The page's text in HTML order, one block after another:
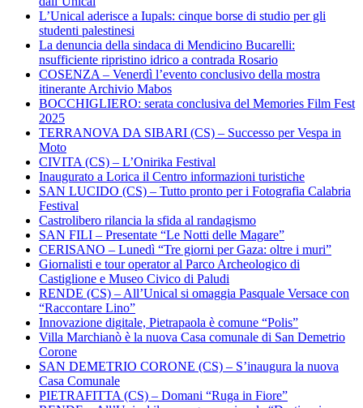
L’Unical aderisce a Iupals: cinque borse di studio per gli
studenti palestinesi
La denuncia della sindaca di Mendicino Bucarelli:
nsufficiente ripristino idrico a contrada Rosario
COSENZA – Venerdì l’evento conclusivo della mostra
itinerante Archivio Mabos
BOCCHIGLIERO: serata conclusiva del Memories Film Fest
2025
TERRANOVA DA SIBARI (CS) – Successo per Vespa in
Moto
CIVITA (CS) – L’Onirika Festival
Inaugurato a Lorica il Centro informazioni turistiche
SAN LUCIDO (CS) – Tutto pronto per i Fotografia Calabria
Festival
Castrolibero rilancia la sfida al randagismo
SAN FILI – Presentate “Le Notti delle Magare”
CERISANO – Lunedì “Tre giorni per Gaza: oltre i muri”
Giornalisti e tour operator al Parco Archeologico di
Castiglione e Museo Civico di Paludi
RENDE (CS) – All’Unical si omaggia Pasquale Versace con
“Raccontare Lino”
Innovazione digitale, Pietrapaola è comune “Polis”
Villa Marchianò è la nuova Casa comunale di San Demetrio
Corone
SAN DEMETRIO CORONE (CS) – S’inaugura la nuova
Casa Comunale
PIETRAFITTA (CS) – Domani “Ruga in Fiore”